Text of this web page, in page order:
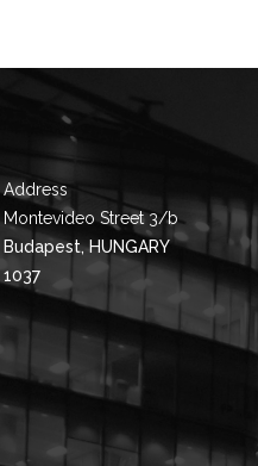
Address
Montevideo Street 3/b
Budapest, HUNGARY
1037